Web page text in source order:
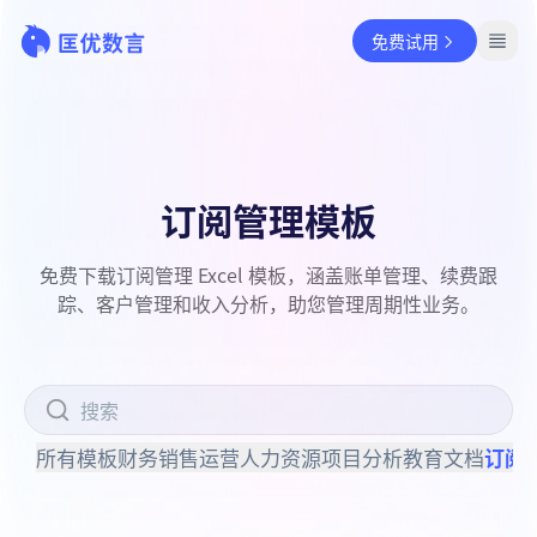
免费试用
订阅管理模板
免费下载订阅管理 Excel 模板，涵盖账单管理、续费跟
踪、客户管理和收入分析，助您管理周期性业务。
所有模板财务销售运营人力资源项目分析教育文档订阅